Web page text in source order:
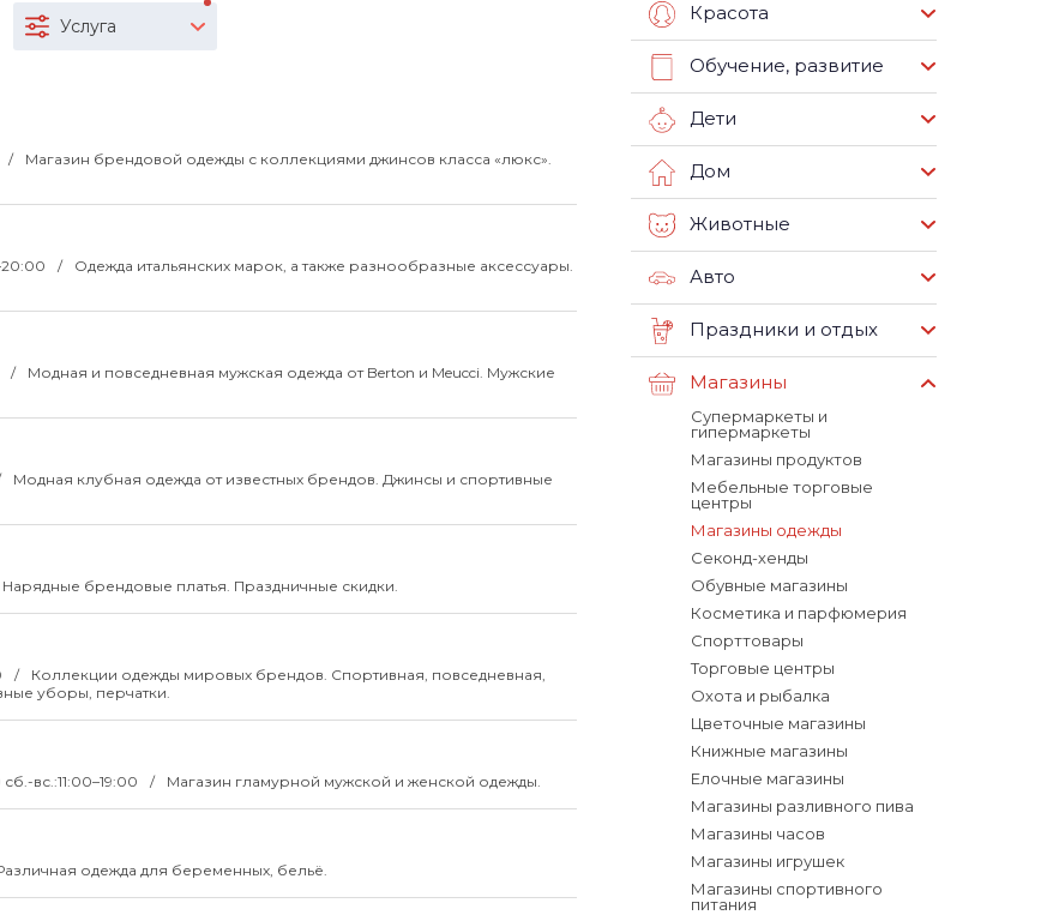
Услуга
Магазин брендовой одежды с коллекциями джинсов класса «люкс».
Одежда итальянских марок, а также разнообразные аксессуары.
Модная и повседневная мужская одежда от Berton и Meucci. Мужские
Модная клубная одежда от известных брендов. Джинсы и спортивные
Нарядные брендовые платья. Праздничные скидки.
Коллекции одежды мировых брендов. Спортивная, повседневная,
уборы, перчатки.
вс.:11:00–19:00 Магазин гламурной мужской и женской одежды.
одежда для беременных, бельё.
Красота
Обучение, развитие
Дети
Дом
Животные
Авто
Праздники и отдых
Магазины
Супермаркеты и
гипермаркеты
Магазины продуктов
Мебельные торговые
центры
Магазины одежды
Секонд-хенды
Обувные магазины
Косметика и парфюмерия
Спорттовары
Торговые центры
Охота и рыбалка
Цветочные магазины
Книжные магазины
Елочные магазины
Магазины разливного пива
Магазины часов
Магазины игрушек
Магазины спортивного
питания